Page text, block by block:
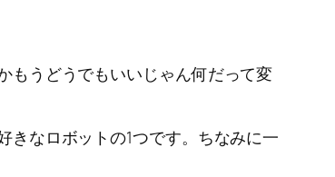
もうどうでもいいじゃん何だって変
なロボットの1つです。ちなみに一